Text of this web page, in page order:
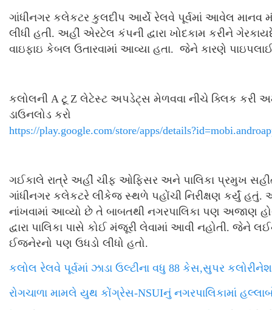
ગાંધીનગર કલેકટર કુલદીપ આર્યે રેલવે પૂર્વમાં આવેલ માનવ
લીધી હતી. અહીં એરટેલ કંપની દ્વારા ખોદકામ કરીને
વાઇફાઇ કેબલ ઉતારવામાં આવ્યા હતા. જેને કારણે
કલોલની A ટૂ Z લેટેસ્ટ અપડેટ્સ મેળવવા નીચે ક્લિક કરી
ડાઉનલોડ કરો
https://play.google.com/store/apps/
ગઈકાલે રાત્રે અહીં ચીફ ઓફિસર અને પાલિકા પ્રમુખ
ગાંધીનગર કલેકટરે લીકેજ સ્થળે પહોંચી નિરીક્ષણ કર્યું હતું.
નાંખવામાં આવ્યો છે તે બાબતથી નગરપાલિકા પણ અજાણ
દ્વારા પાલિકા પાસે કોઈ મંજૂરી લેવામાં આવી નહોતી. જેને
ઈજનેરનો પણ ઉધડો લીધો હતો.
કલોલ રેલવે પૂર્વમાં ઝાડા ઉલ્ટીના વધુ 88 કેસ,સુપર
રોગચાળા મામલે યુથ કોંગ્રેસ-NSUIનું નગરપાલિકામાં